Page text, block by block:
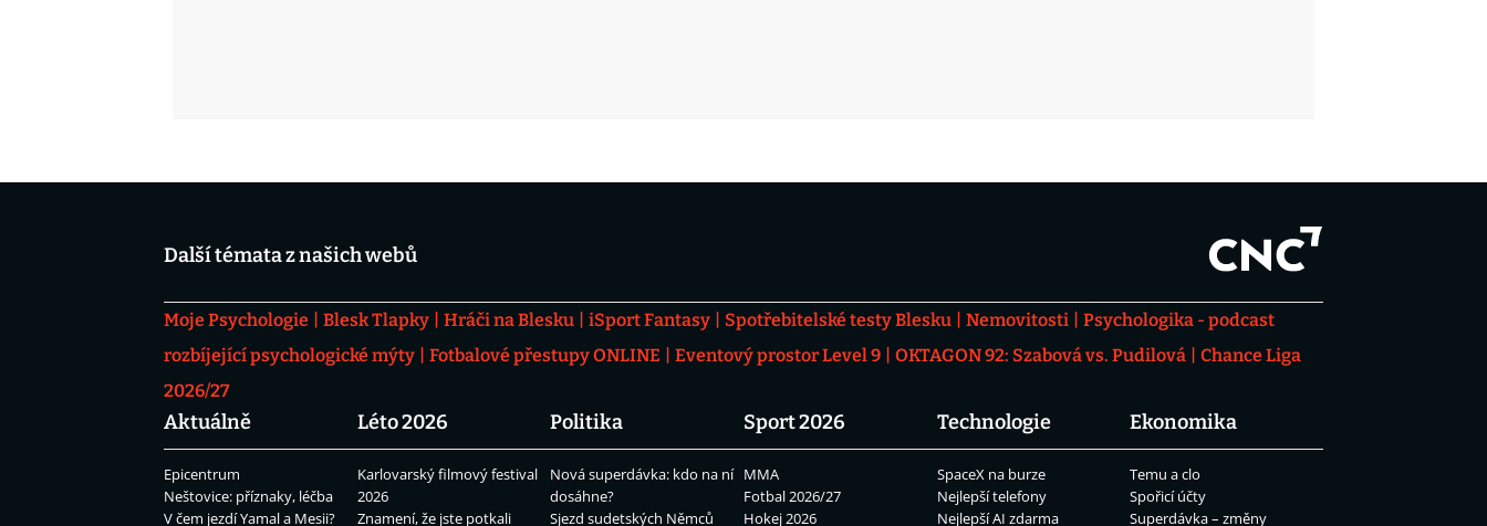
Další témata z našich webů
Moje Psychologie Blesk Tlapky Hráči na Blesku iSport Fantasy Spotřebitelské testy Blesku Nemovitosti
Psychologika - podcast
rozbíjející psychologické mýty
Fotbalové přestupy ONLINE Eventový prostor Level 9 OKTAGON 92: Szabová vs. Pudilová
Chance Liga
2026/27
Aktuálně
Epicentrum
Neštovice: příznaky, léčba
V čem jezdí Yamal a Mesii?
Léto 2026
Karlovarský filmový festival
2026
Znamení, že jste potkali
Politika
Nová superdávka: kdo na ní
dosáhne?
Sjezd sudetských Němců
Sport 2026
MMA
Fotbal 2026/27
Hokej 2026
Technologie
SpaceX na burze
Nejlepší telefony
Nejlepší AI zdarma
Ekonomika
Temu a clo
Spořicí účty
Superdávka – změny